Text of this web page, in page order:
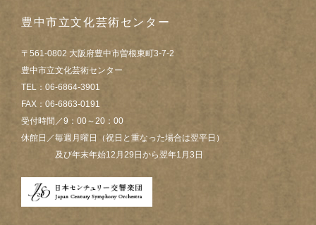
豊中市立文化芸術センター
〒561-0802 大阪府豊中市曽根東町3-7-2
豊中市立文化芸術センター
TEL：06-6864-3901
FAX：06-6863-0191
受付時間／9：00～20：00
休館日／毎週月曜日（祝日と重なった場合は翌平日）
及び年末年始12月29日から翌年1月3日